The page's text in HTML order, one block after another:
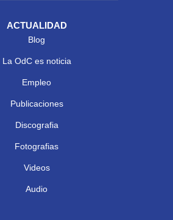
ACTUALIDAD
Blog
La OdC es noticia
Empleo
Publicaciones
Discografia
Fotografias
Videos
Audio